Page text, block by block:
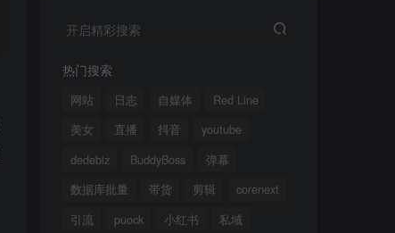
开启精彩搜索
热门搜索
网站 日志 自媒体
Red Line
美女
直播 抖音
youtube
dedebiz
BuddyBoss
弹幕
数据库批量
带货 剪辑
corenext
引流
puock 小红书
私域